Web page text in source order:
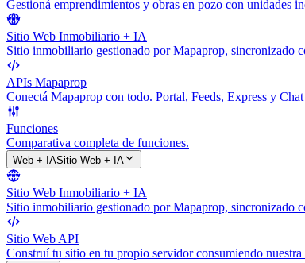
Gestioná emprendimientos y obras en pozo con unidades
Sitio Web Inmobiliario + IA
Sitio inmobiliario gestionado por Mapaprop, sincronizado
APIs Mapaprop
Conectá Mapaprop con todo. Portal, Feeds, Express y
Funciones
Comparativa completa de funciones.
Web + IASitio Web + IA
Sitio Web Inmobiliario + IA
Sitio inmobiliario gestionado por Mapaprop, sincronizado
Sitio Web API
Construí tu sitio en tu propio servidor consumiendo